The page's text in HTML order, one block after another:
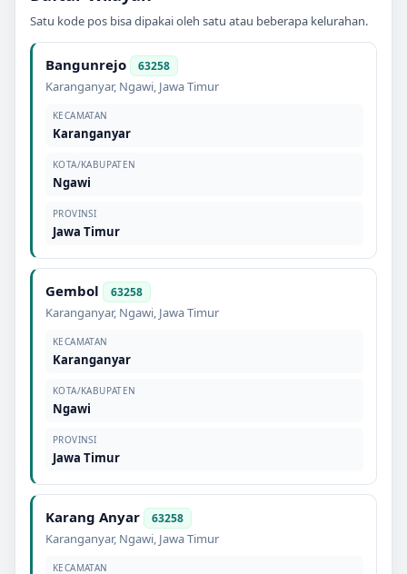
Satu kode pos bisa dipakai oleh satu atau beberapa kelurahan.
Bangunrejo 63258
Karanganyar, Ngawi, Jawa Timur
KECAMATAN
Karanganyar
KOTA/KABUPATEN
Ngawi
PROVINSI
Jawa Timur
Gembol 63258
Karanganyar, Ngawi, Jawa Timur
KECAMATAN
Karanganyar
KOTA/KABUPATEN
Ngawi
PROVINSI
Jawa Timur
Karang Anyar 63258
Karanganyar, Ngawi, Jawa Timur
KECAMATAN